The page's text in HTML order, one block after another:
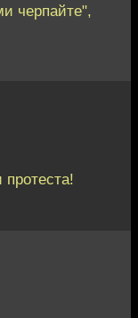
черпайте",